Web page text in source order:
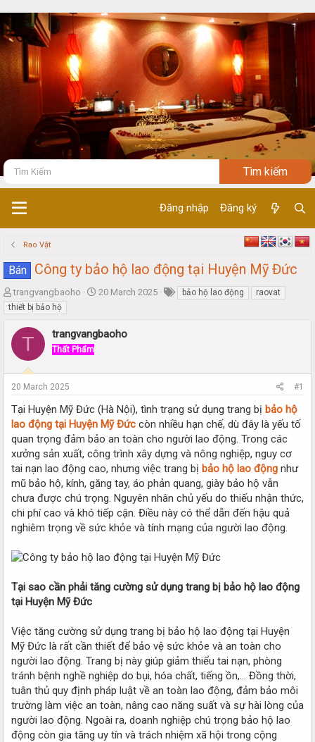
Đăng nhập Đăng ký
Rao Vặt
Bán Công ty bảo hộ lao động tại Huyện Mỹ Đức
T
h
r
e
d
a
r
t
e
r
trangvangbaoho
S
r
20 March 2025 bảo hộ lao động
raovat
thiết bị bảo hộ
T trangvangbaoho
Thất Phẩm
20 March 2025 #1
Tại Huyện Mỹ Đức (Hà Nội), tình trạng sử dụng trang bị bảo hộ
lao động tại Huyện Mỹ Đức còn nhiều hạn chế, dù đây là yếu tố
quan trọng đảm bảo an toàn cho người lao động. Trong các
xưởng sản xuất, công trình xây dựng và nông nghiệp, nguy cơ
tai nạn lao động cao, nhưng việc trang bị bảo hộ lao động như
mũ bảo hộ, kính, găng tay, áo phản quang, giày bảo hộ vẫn
chưa được chú trọng. Nguyên nhân chủ yếu do thiếu nhận thức,
chi phí cao và khó tiếp cận. Điều này có thể dẫn đến hậu quả
nghiêm trọng về sức khỏe và tính mạng của người lao động.
Tại sao cần phải tăng cường sử dụng trang bị bảo hộ lao động
tại Huyện Mỹ Đức
Việc tăng cường sử dụng trang bị bảo hộ lao động tại Huyện
Mỹ Đức là rất cần thiết để bảo vệ sức khỏe và an toàn cho
người lao động. Trang bị này giúp giảm thiểu tai nạn, phòng
tránh bệnh nghề nghiệp do bụi, hóa chất, tiếng ồn,… Đồng thời,
tuân thủ quy định pháp luật về an toàn lao động, đảm bảo môi
trường làm việc an toàn, nâng cao năng suất và sự hài lòng của
người lao động. Ngoài ra, doanh nghiệp chú trọng bảo hộ lao
động còn gia tăng uy tín và trách nhiệm xã hội trong cộng